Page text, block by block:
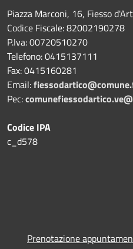
Piazza Marconi, 16, Fiesso
Codice Fiscale: 82002190278
P.Iva: 00720510270
Telefono:0415137111
Fax:0415160281
Email:
Pec:
Codice IPA
c_d578
Prenotazione